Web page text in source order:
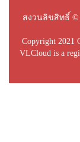
สงวนลิขสิทธิ์ ©
Copyright 2021
VLCloud is a